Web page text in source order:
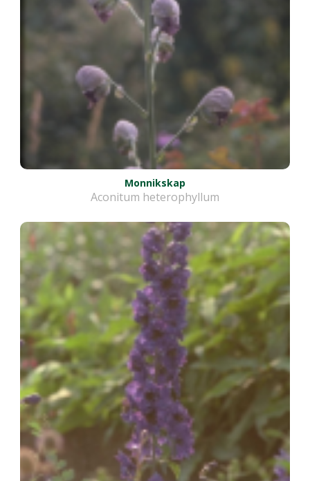
Monnikskap
Aconitum heterophyllum